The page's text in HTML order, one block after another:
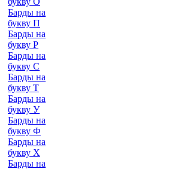
Барды на
букву П
Барды на
букву Р
Барды на
букву С
Барды на
букву Т
Барды на
букву У
Барды на
букву Ф
Барды на
букву Х
Барды на